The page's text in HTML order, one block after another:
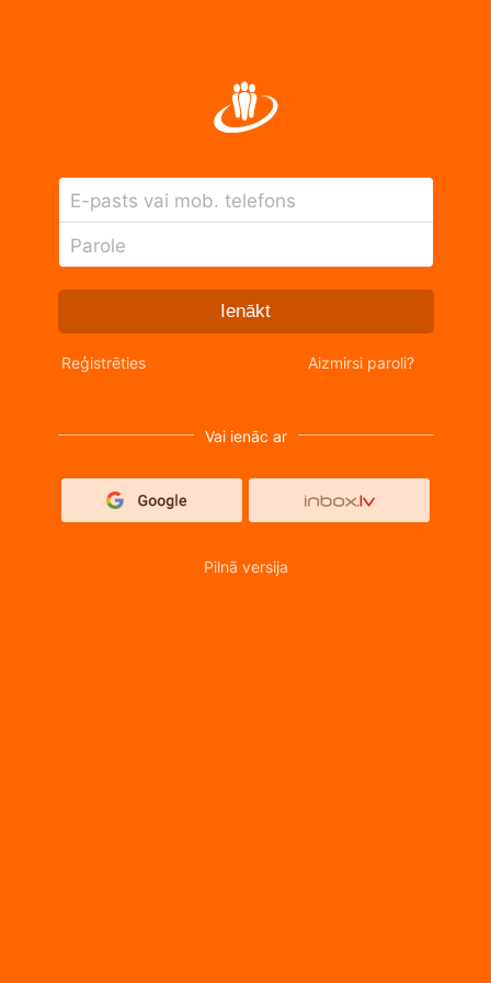
E-pasts vai mob. telefons
Parole
Ienākt
Reģistrēties Aizmirsi paroli?
Vai ienāc ar
Pilnā versija